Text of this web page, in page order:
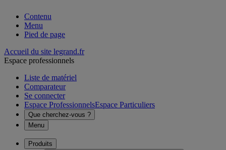
Contenu
Menu
Pied de page
Accueil du site legrand.fr
Espace professionnels
Liste de matériel
Comparateur
Se connecter
Espace ProfessionnelsEspace Particuliers
Que cherchez-vous ?
Menu
Produits